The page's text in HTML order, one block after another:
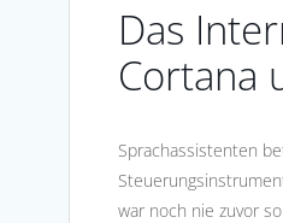
Das
Cortana
Sprachassistenten
war noch nie zuvor